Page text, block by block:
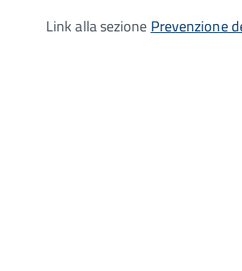
Link alla sezione Prevenzione